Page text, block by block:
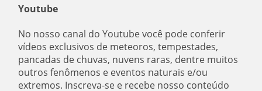
Youtube
No nosso canal do Youtube você pode conferir
vídeos exclusivos de meteoros, tempestades,
pancadas de chuvas, nuvens raras, dentre muitos
outros fenômenos e eventos naturais e/ou
extremos. Inscreva-se e recebe nosso conteúdo